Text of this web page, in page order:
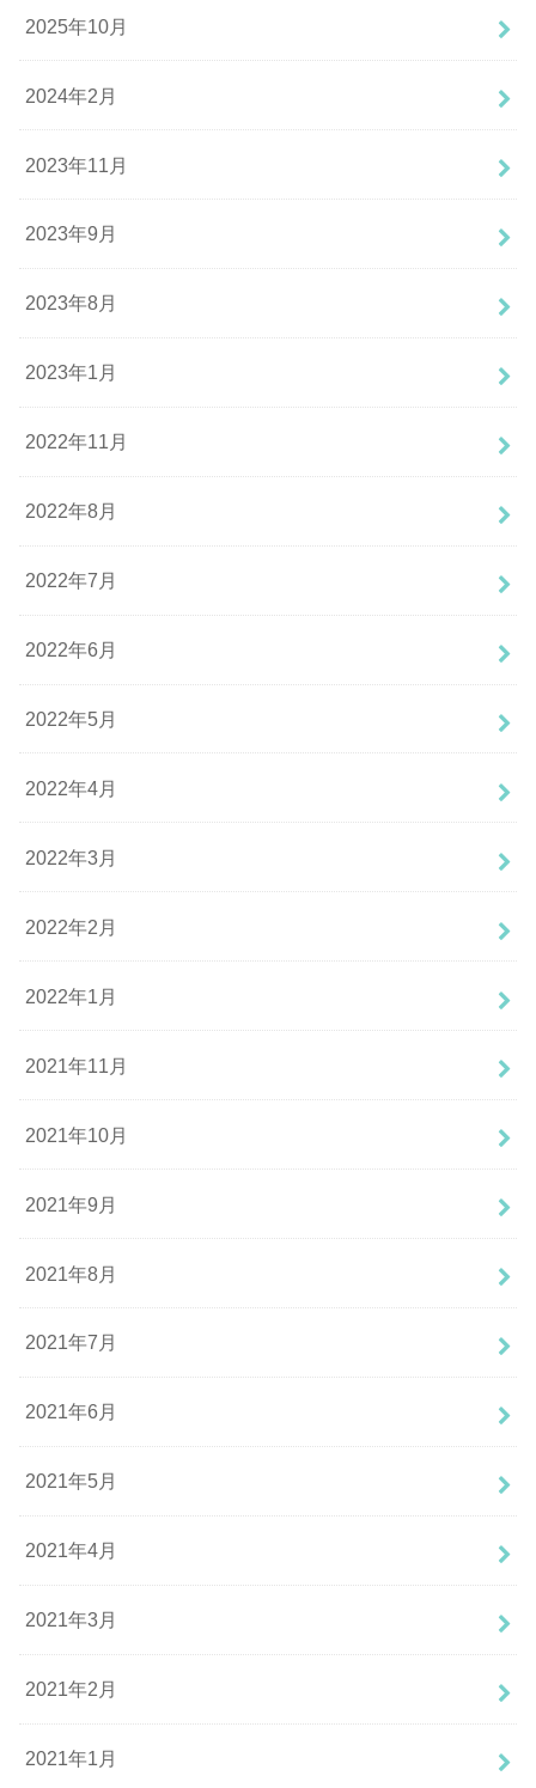
2025年10月
2024年2月
2023年11月
2023年9月
2023年8月
2023年1月
2022年11月
2022年8月
2022年7月
2022年6月
2022年5月
2022年4月
2022年3月
2022年2月
2022年1月
2021年11月
2021年10月
2021年9月
2021年8月
2021年7月
2021年6月
2021年5月
2021年4月
2021年3月
2021年2月
2021年1月